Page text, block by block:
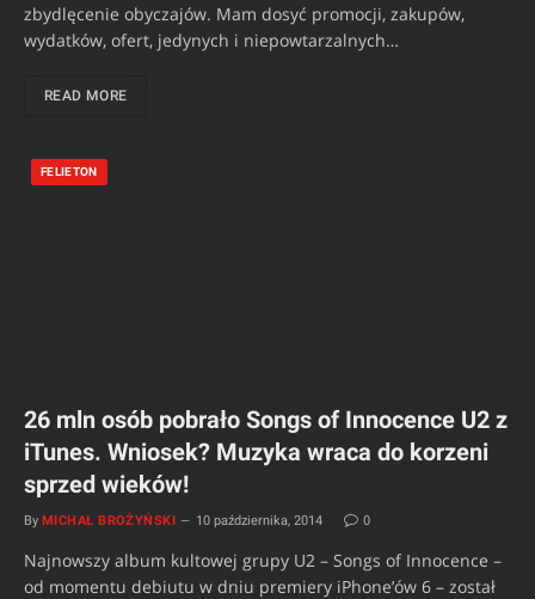
zbydlęcenie obyczajów. Mam dosyć promocji, zakupów,
wydatków, ofert, jedynych i niepowtarzalnych…
READ MORE
FELIETON
26 mln osób pobrało Songs of Innocence U2 z
iTunes. Wniosek? Muzyka wraca do korzeni
sprzed wieków!
By MICHAŁ BROŻYŃSKI 10 października, 2014 0
Najnowszy album kultowej grupy U2 – Songs of Innocence –
od momentu debiutu w dniu premiery iPhone’ów 6 – został